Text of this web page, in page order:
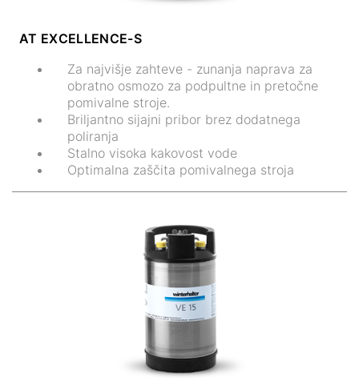
AT EXCELLENCE-S
Za najvišje zahteve - zunanja naprava za
obratno osmozo za podpultne in pretočne
pomivalne stroje.
Briljantno sijajni pribor brez dodatnega
poliranja
Stalno visoka kakovost vode
Optimalna zaščita pomivalnega stroja